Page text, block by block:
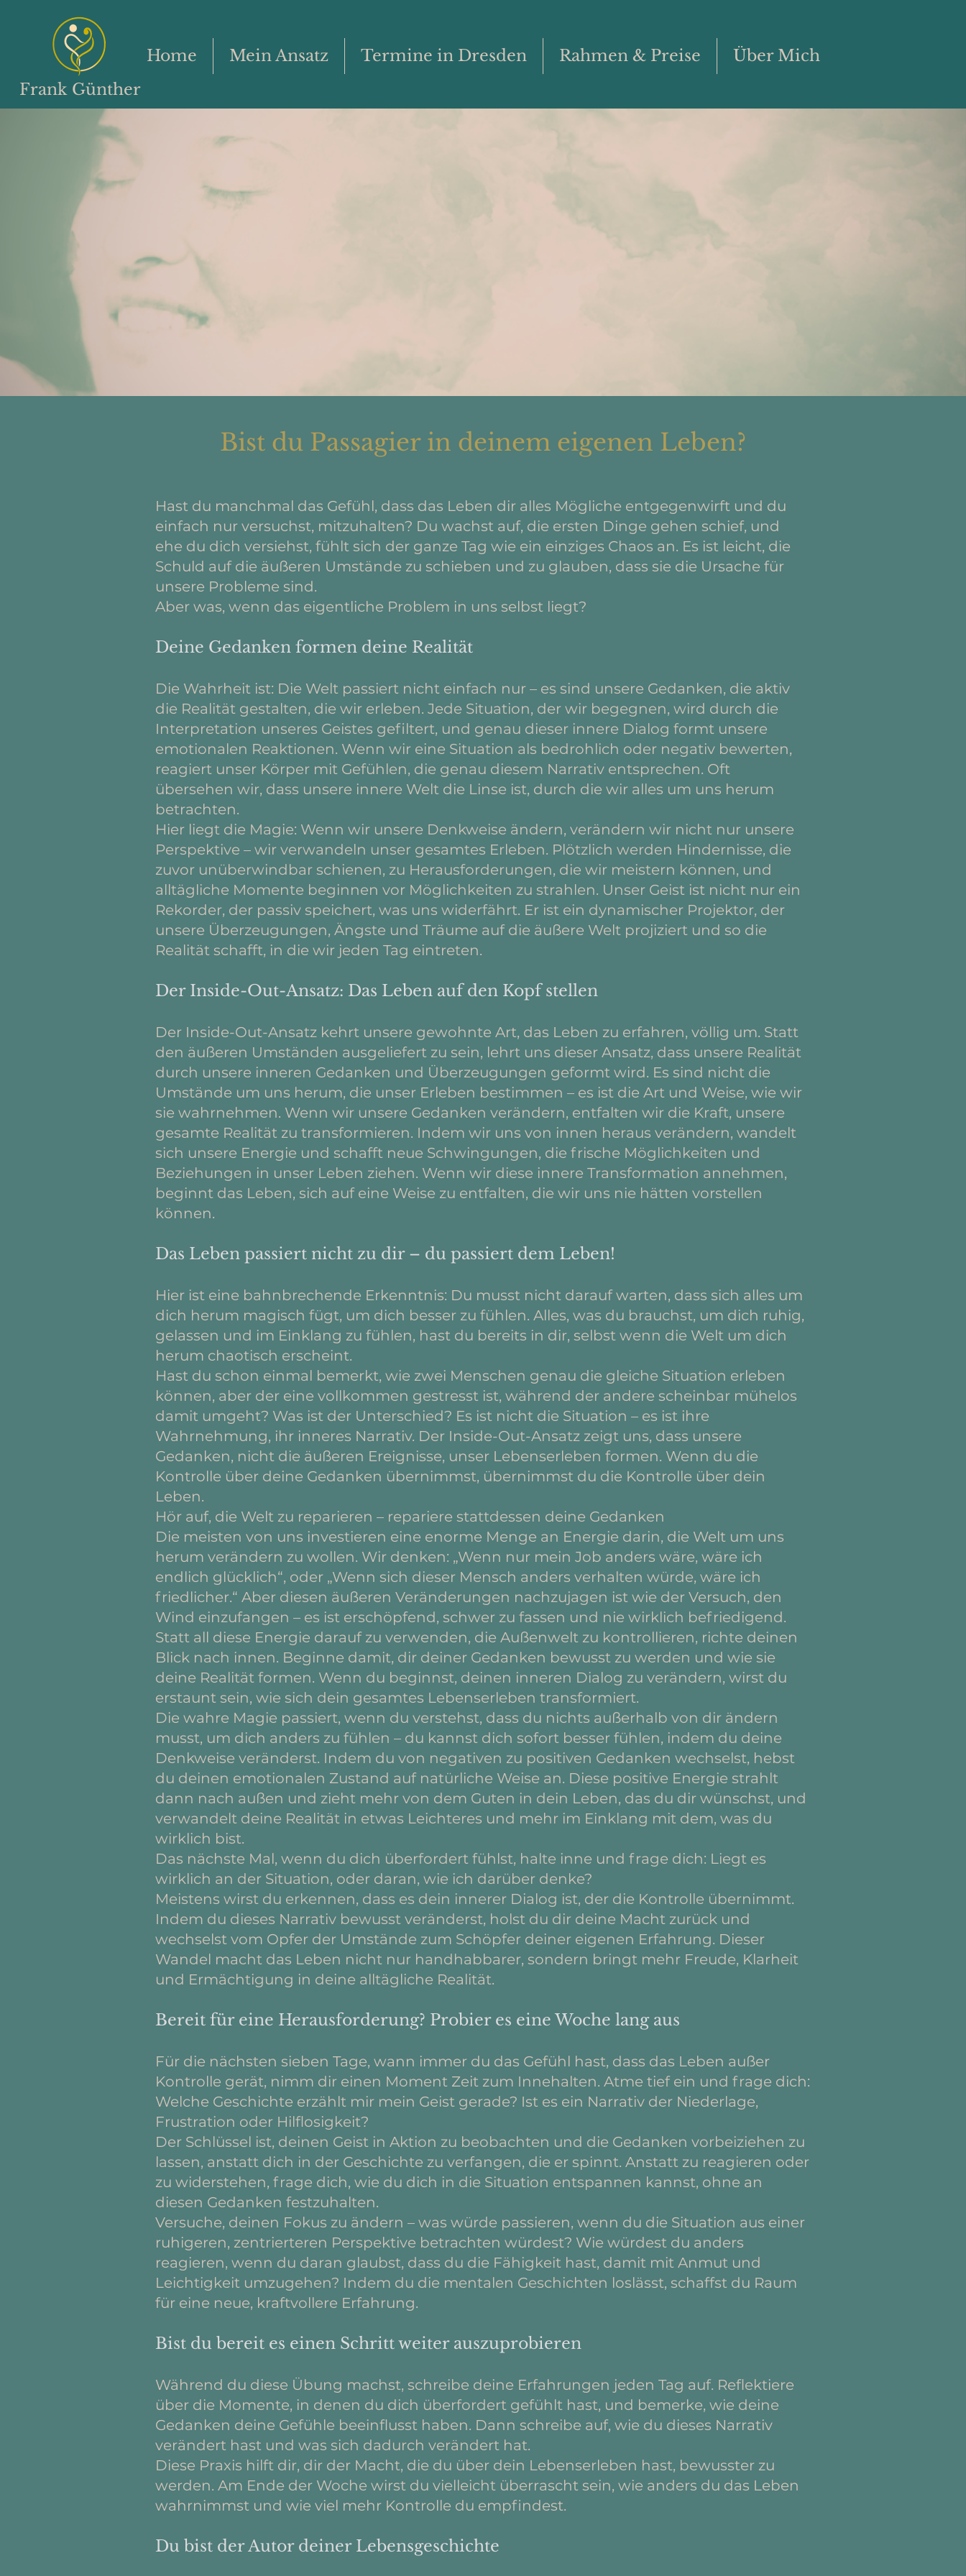
Home Mein Ansatz Termine in Dresden Rahmen & Preise
Über Mich
Frank Günther
Bist du Passagier in deinem eigenen Leben?
Hast du manchmal das Gefühl, dass das Leben dir alles Mögliche entgegenwirft und du
einfach nur versuchst, mitzuhalten? Du wachst auf, die ersten Dinge gehen schief, und
ehe du dich versiehst, fühlt sich der ganze Tag wie ein einziges Chaos an. Es ist leicht, die
Schuld auf die äußeren Umstände zu schieben und zu glauben, dass sie die Ursache für
unsere Probleme sind.
Aber was, wenn das eigentliche Problem in uns selbst liegt?
Deine Gedanken formen deine Realität
Die Wahrheit ist: Die Welt passiert nicht einfach nur – es sind unsere Gedanken, die aktiv
die Realität gestalten, die wir erleben. Jede Situation, der wir begegnen, wird durch die
Interpretation unseres Geistes gefiltert, und genau dieser innere Dialog formt unsere
emotionalen Reaktionen. Wenn wir eine Situation als bedrohlich oder negativ bewerten,
reagiert unser Körper mit Gefühlen, die genau diesem Narrativ entsprechen. Oft
übersehen wir, dass unsere innere Welt die Linse ist, durch die wir alles um uns herum
betrachten.
Hier liegt die Magie: Wenn wir unsere Denkweise ändern, verändern wir nicht nur unsere
Perspektive – wir verwandeln unser gesamtes Erleben. Plötzlich werden Hindernisse, die
zuvor unüberwindbar schienen, zu Herausforderungen, die wir meistern können, und
alltägliche Momente beginnen vor Möglichkeiten zu strahlen. Unser Geist ist nicht nur ein
Rekorder, der passiv speichert, was uns widerfährt. Er ist ein dynamischer Projektor, der
unsere Überzeugungen, Ängste und Träume auf die äußere Welt projiziert und so die
Realität schafft, in die wir jeden Tag eintreten.
Der Inside-Out-Ansatz: Das Leben auf den Kopf stellen
Der Inside-Out-Ansatz kehrt unsere gewohnte Art, das Leben zu erfahren, völlig um. Statt
den äußeren Umständen ausgeliefert zu sein, lehrt uns dieser Ansatz, dass unsere Realität
durch unsere inneren Gedanken und Überzeugungen geformt wird. Es sind nicht die
Umstände um uns herum, die unser Erleben bestimmen – es ist die Art und Weise, wie wir
sie wahrnehmen. Wenn wir unsere Gedanken verändern, entfalten wir die Kraft, unsere
gesamte Realität zu transformieren. Indem wir uns von innen heraus verändern, wandelt
sich unsere Energie und schafft neue Schwingungen, die frische Möglichkeiten und
Beziehungen in unser Leben ziehen. Wenn wir diese innere Transformation annehmen,
beginnt das Leben, sich auf eine Weise zu entfalten, die wir uns nie hätten vorstellen
können.
Das Leben passiert nicht zu dir – du passiert dem Leben!
Hier ist eine bahnbrechende Erkenntnis: Du musst nicht darauf warten, dass sich alles um
dich herum magisch fügt, um dich besser zu fühlen. Alles, was du brauchst, um dich ruhig,
gelassen und im Einklang zu fühlen, hast du bereits in dir, selbst wenn die Welt um dich
herum chaotisch erscheint.
Hast du schon einmal bemerkt, wie zwei Menschen genau die gleiche Situation erleben
können, aber der eine vollkommen gestresst ist, während der andere scheinbar mühelos
damit umgeht? Was ist der Unterschied? Es ist nicht die Situation – es ist ihre
Wahrnehmung, ihr inneres Narrativ. Der Inside-Out-Ansatz zeigt uns, dass unsere
Gedanken, nicht die äußeren Ereignisse, unser Lebenserleben formen. Wenn du die
Kontrolle über deine Gedanken übernimmst, übernimmst du die Kontrolle über dein
Leben.
Hör auf, die Welt zu reparieren – repariere stattdessen deine Gedanken
Die meisten von uns investieren eine enorme Menge an Energie darin, die Welt um uns
herum verändern zu wollen. Wir denken: „Wenn nur mein Job anders wäre, wäre ich
endlich glücklich“, oder „Wenn sich dieser Mensch anders verhalten würde, wäre ich
friedlicher.“ Aber diesen äußeren Veränderungen nachzujagen ist wie der Versuch, den
Wind einzufangen – es ist erschöpfend, schwer zu fassen und nie wirklich befriedigend.
Statt all diese Energie darauf zu verwenden, die Außenwelt zu kontrollieren, richte deinen
Blick nach innen. Beginne damit, dir deiner Gedanken bewusst zu werden und wie sie
deine Realität formen. Wenn du beginnst, deinen inneren Dialog zu verändern, wirst du
erstaunt sein, wie sich dein gesamtes Lebenserleben transformiert.
Die wahre Magie passiert, wenn du verstehst, dass du nichts außerhalb von dir ändern
musst, um dich anders zu fühlen – du kannst dich sofort besser fühlen, indem du deine
Denkweise veränderst. Indem du von negativen zu positiven Gedanken wechselst, hebst
du deinen emotionalen Zustand auf natürliche Weise an. Diese positive Energie strahlt
dann nach außen und zieht mehr von dem Guten in dein Leben, das du dir wünschst, und
verwandelt deine Realität in etwas Leichteres und mehr im Einklang mit dem, was du
wirklich bist.
Das nächste Mal, wenn du dich überfordert fühlst, halte inne und frage dich: Liegt es
wirklich an der Situation, oder daran, wie ich darüber denke?
Meistens wirst du erkennen, dass es dein innerer Dialog ist, der die Kontrolle übernimmt.
Indem du dieses Narrativ bewusst veränderst, holst du dir deine Macht zurück und
wechselst vom Opfer der Umstände zum Schöpfer deiner eigenen Erfahrung. Dieser
Wandel macht das Leben nicht nur handhabbarer, sondern bringt mehr Freude, Klarheit
und Ermächtigung in deine alltägliche Realität.
Bereit für eine Herausforderung? Probier es eine Woche lang aus
Für die nächsten sieben Tage, wann immer du das Gefühl hast, dass das Leben außer
Kontrolle gerät, nimm dir einen Moment Zeit zum Innehalten. Atme tief ein und frage dich:
Welche Geschichte erzählt mir mein Geist gerade? Ist es ein Narrativ der Niederlage,
Frustration oder Hilflosigkeit?
Der Schlüssel ist, deinen Geist in Aktion zu beobachten und die Gedanken vorbeiziehen zu
lassen, anstatt dich in der Geschichte zu verfangen, die er spinnt. Anstatt zu reagieren oder
zu widerstehen, frage dich, wie du dich in die Situation entspannen kannst, ohne an
diesen Gedanken festzuhalten.
Versuche, deinen Fokus zu ändern – was würde passieren, wenn du die Situation aus einer
ruhigeren, zentrierteren Perspektive betrachten würdest? Wie würdest du anders
reagieren, wenn du daran glaubst, dass du die Fähigkeit hast, damit mit Anmut und
Leichtigkeit umzugehen? Indem du die mentalen Geschichten loslässt, schaffst du Raum
für eine neue, kraftvollere Erfahrung.
Bist du bereit es einen Schritt weiter auszuprobieren
Während du diese Übung machst, schreibe deine Erfahrungen jeden Tag auf. Reflektiere
über die Momente, in denen du dich überfordert gefühlt hast, und bemerke, wie deine
Gedanken deine Gefühle beeinflusst haben. Dann schreibe auf, wie du dieses Narrativ
verändert hast und was sich dadurch verändert hat.
Diese Praxis hilft dir, dir der Macht, die du über dein Lebenserleben hast, bewusster zu
werden. Am Ende der Woche wirst du vielleicht überrascht sein, wie anders du das Leben
wahrnimmst und wie viel mehr Kontrolle du empfindest.
Du bist der Autor deiner Lebensgeschichte